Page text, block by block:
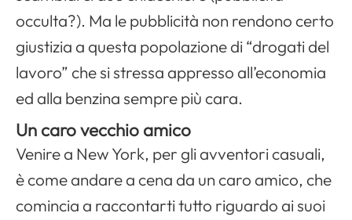
occulta?). Ma le pubblicità non rendono certo
giustizia a questa popolazione di “drogati del
lavoro” che si stressa appresso all’economia
ed alla benzina sempre più cara.
Un caro vecchio amico
Venire a New York, per gli avventori casuali,
è come andare a cena da un caro amico, che
comincia a raccontarti tutto riguardo ai suoi